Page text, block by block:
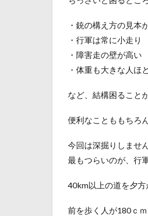
・銃の構え方の見本
・行軍は常に小走り
・障害走の壁が高い
・体重も大きな人ほ
など、結構困ること
便利なことももちろ
今回は深掘りしません
最もつらいのが、行
40km以上の道を夕方
前を歩く人が180ｃｍ